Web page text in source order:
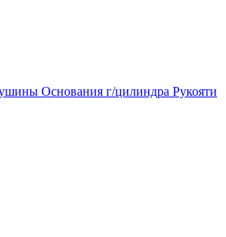
Основания г/цилиндра Рукояти